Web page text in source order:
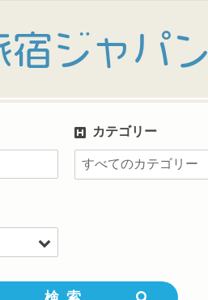
宿ジャパン
カテゴリー